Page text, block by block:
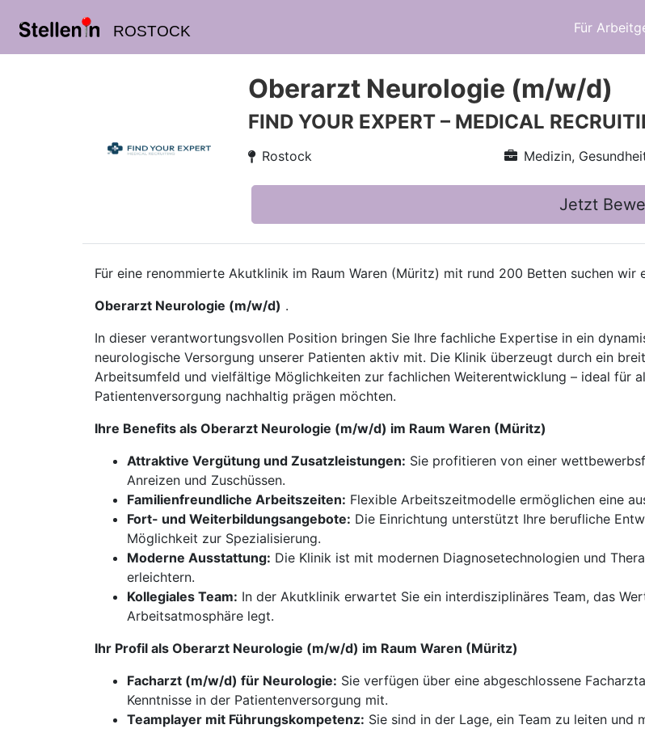
ROSTOCK Für
Oberarzt Neurologie (m/w/d)
FIND YOUR EXPERT – MEDICAL
Rostock Medizin,
Jetzt
Für eine renommierte Akutklinik im Raum Waren (Müritz) mit rund 200 Betten suchen wir
Oberarzt Neurologie (m/w/d) .
In dieser verantwortungsvollen Position bringen Sie Ihre fachliche Expertise in ein
neurologische Versorgung unserer Patienten aktiv mit. Die Klinik überzeugt durch ein
Arbeitsumfeld und vielfältige Möglichkeiten zur fachlichen Weiterentwicklung – ideal für
Patientenversorgung nachhaltig prägen möchten.
Ihre Benefits als Oberarzt Neurologie (m/w/d) im Raum Waren (Müritz)
Attraktive Vergütung und Zusatzleistungen: Sie profitieren von einer
Anreizen und Zuschüssen.
Familienfreundliche Arbeitszeiten: Flexible Arbeitszeitmodelle ermöglichen eine
Fort- und Weiterbildungsangebote: Die Einrichtung unterstützt Ihre berufliche
Möglichkeit zur Spezialisierung.
Moderne Ausstattung: Die Klinik ist mit modernen Diagnosetechnologien und
erleichtern.
Kollegiales Team: In der Akutklinik erwartet Sie ein interdisziplinäres Team, das
Arbeitsatmosphäre legt.
Ihr Profil als Oberarzt Neurologie (m/w/d) im Raum Waren (Müritz)
Facharzt (m/w/d) für Neurologie: Sie verfügen über eine abgeschlossene
Kenntnisse in der Patientenversorgung mit.
Teamplayer mit Führungskompetenz: Sie sind in der Lage, ein Team zu leiten und